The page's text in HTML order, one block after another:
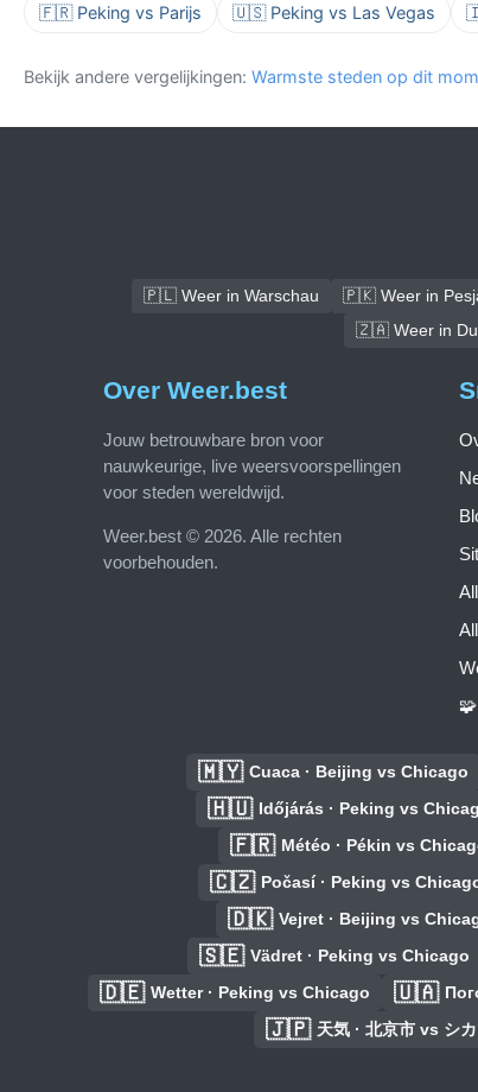
🇫🇷 Peking vs Parijs 🇺🇸 Peking vs Las Vegas
Bekijk andere vergelijkingen: Warmste steden op dit
🇵🇱 Weer in Warschau 🇵🇰 Weer in
🇿🇦 Weer in
Over Weer.best
Jouw betrouwbare bron voor
nauwkeurige, live weersvoorspellingen
voor steden wereldwijd.
Weer.best © 2026. Alle rechten
voorbehouden.
🇲🇾 Cuaca · Beijing vs Chicago
🇭🇺 Időjárás · Peking vs
🇫🇷 Météo · Pékin vs
🇨🇿 Počasí · Peking vs
🇩🇰 Vejret · Beijing vs
🇸🇪 Vädret · Peking vs Chicago
🇩🇪 Wetter · Peking vs Chicago 🇺🇦
🇯🇵 天気 · 北京市 vs シ